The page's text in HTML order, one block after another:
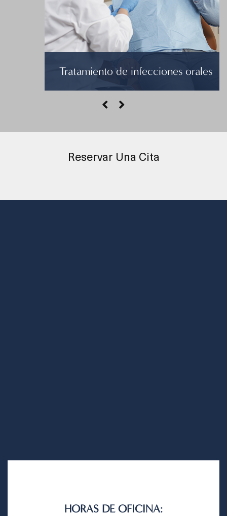
Tratamiento de infecciones orales
perturbadora y tener un impacto grave a largo
Reservar Una Cita
HORAS DE OFICINA: